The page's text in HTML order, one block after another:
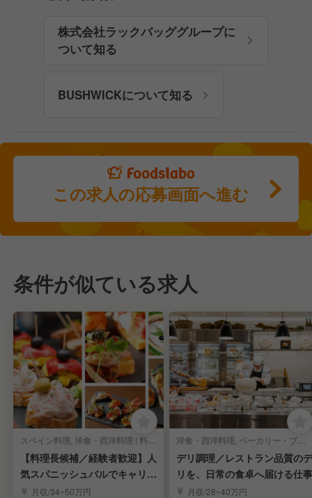
株式会社ラックバッググループに
ついて知る
BUSHWICKについて知る
この求人の応募画面へ進む
条件が似ている求人
スペイン料理, 洋食・西洋料理 | 料理長・料理長候補
【料理長候補／経験者歓迎】人
気スパニッシュバルでキャリア
アップ
月収/34~50万円
洋食・西洋料理, ベーカリー・ブーランジェリー | 料理長・料理長候補
デリ調理／レストラン品質のデ
リを、日常の食卓へ届ける仕事
月収/28~40万円